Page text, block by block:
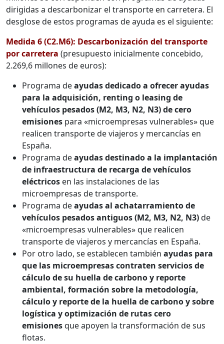
dirigidas a descarbonizar el transporte en carretera. El
desglose de estos programas de ayuda es el siguiente:
Medida 6 (C2.M6): Descarbonización del transporte
por carretera (presupuesto inicialmente concebido,
2.269,6 millones de euros):
Programa deayudas dedicado a ofrecer ayudas
para la adquisición, renting o leasing de
vehículos pesados (M2, M3, N2, N3) de cero
emisiones para «microempresas vulnerables» que
realicen transporte de viajeros y mercancías en
España.
Programa deayudas destinado a la implantación
de infraestructura de recarga de vehículos
eléctricos en las instalaciones de las
microempresas de transporte.
Programa deayudas al achatarramiento de
vehículos pesados antiguos (M2, M3, N2, N3)de
«microempresas vulnerables» que realicen
transporte de viajeros y mercancías en España.
Por otro lado, se establecen también ayudas para
que las microempresas contraten servicios de
cálculo de su huella de carbono y reporte
ambiental, formación sobre la metodología,
cálculo y reporte de la huella de carbono y sobre
logística y optimización de rutas cero
emisionesque apoyen la transformación de sus
flotas.